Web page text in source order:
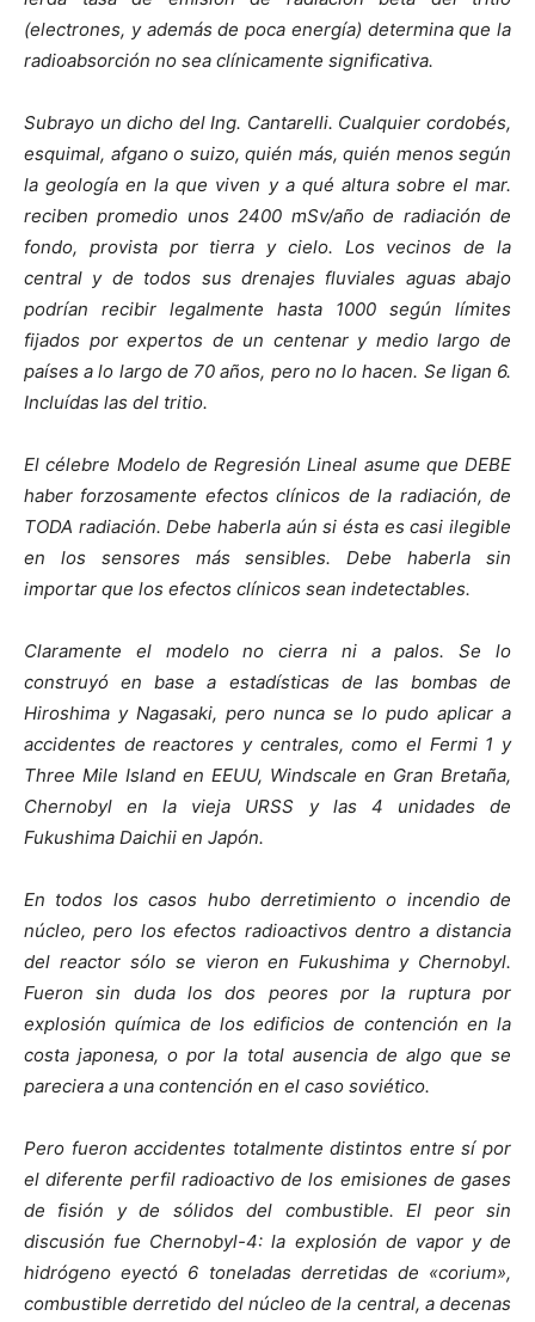
(electrones, y además de poca energía) determina que la
radioabsorción no sea clínicamente significativa.
Subrayo un dicho del Ing. Cantarelli. Cualquier cordobés,
esquimal, afgano o suizo, quién más, quién menos según
la geología en la que viven y a qué altura sobre el mar.
reciben promedio unos 2400 mSv/año de radiación de
fondo, provista por tierra y cielo. Los vecinos de la
central y de todos sus drenajes fluviales aguas abajo
podrían recibir legalmente hasta 1000 según límites
fijados por expertos de un centenar y medio largo de
países a lo largo de 70 años, pero no lo hacen. Se ligan 6.
Incluídas las del tritio.
El célebre Modelo de Regresión Lineal asume que DEBE
haber forzosamente efectos clínicos de la radiación, de
TODA radiación. Debe haberla aún si ésta es casi ilegible
en los sensores más sensibles. Debe haberla sin
importar que los efectos clínicos sean indetectables.
Claramente el modelo no cierra ni a palos. Se lo
construyó en base a estadísticas de las bombas de
Hiroshima y Nagasaki, pero nunca se lo pudo aplicar a
accidentes de reactores y centrales, como el Fermi 1 y
Three Mile Island en EEUU, Windscale en Gran Bretaña,
Chernobyl en la vieja URSS y las 4 unidades de
Fukushima Daichii en Japón.
En todos los casos hubo derretimiento o incendio de
núcleo, pero los efectos radioactivos dentro a distancia
del reactor sólo se vieron en Fukushima y Chernobyl.
Fueron sin duda los dos peores por la ruptura por
explosión química de los edificios de contención en la
costa japonesa, o por la total ausencia de algo que se
pareciera a una contención en el caso soviético.
Pero fueron accidentes totalmente distintos entre sí por
el diferente perfil radioactivo de los emisiones de gases
de fisión y de sólidos del combustible. El peor sin
discusión fue Chernobyl-4: la explosión de vapor y de
hidrógeno eyectó 6 toneladas derretidas de «corium»,
combustible derretido del núcleo de la central, a decenas